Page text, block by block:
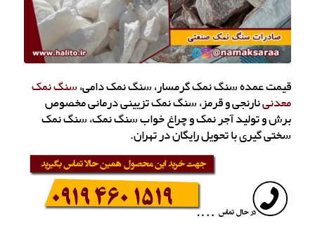
قیمت عمده سنگ نمک گرمسار، سنگ نمک دامی،سنگ نمک
معدنینارنجی و قرمز، سنگ نمک تزیینی درمانی مخصوص
برش و تولید آجر نمک و چراغ خواب سنگ نمک، سنگ نمک
سختی گیری با تحویل رایگان در تهران.